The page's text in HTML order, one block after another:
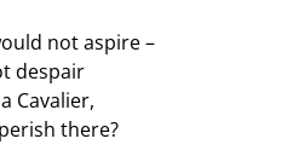
not aspire –
despair
Cavalier,
there?